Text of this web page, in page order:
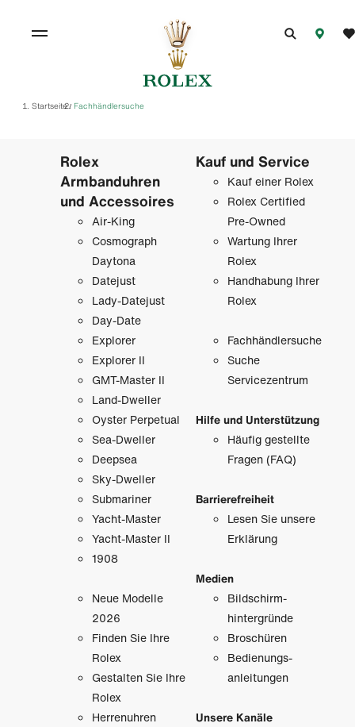
Startseite/ Fachhändlersuche
Rolex
Armbanduhren
und Accessoires
Air-King
Cosmograph
Daytona
Datejust
Lady-Datejust
Day-Date
Explorer
Explorer II
GMT-Master II
Land-Dweller
Oyster Perpetual
Sea-Dweller
Deepsea
Sky-Dweller
Submariner
Yacht-Master
Yacht-Master II
1908
Neue Modelle
2026
Finden Sie Ihre
Rolex
Gestalten Sie Ihre
Rolex
Herrenuhren
Kauf und Service
Kauf einer Rolex
Rolex Certified
Pre-Owned
Wartung Ihrer
Rolex
Handhabung Ihrer
Rolex
Fachhändlersuche
Suche
Servicezentrum
Hilfe und Unterstützung
Häufig gestellte
Fragen (FAQ)
Barrierefreiheit
Lesen Sie unsere
Erklärung
Medien
Bildschirm­
hintergründe
Broschüren
Bedienungs­
anleitungen
Unsere Kanäle